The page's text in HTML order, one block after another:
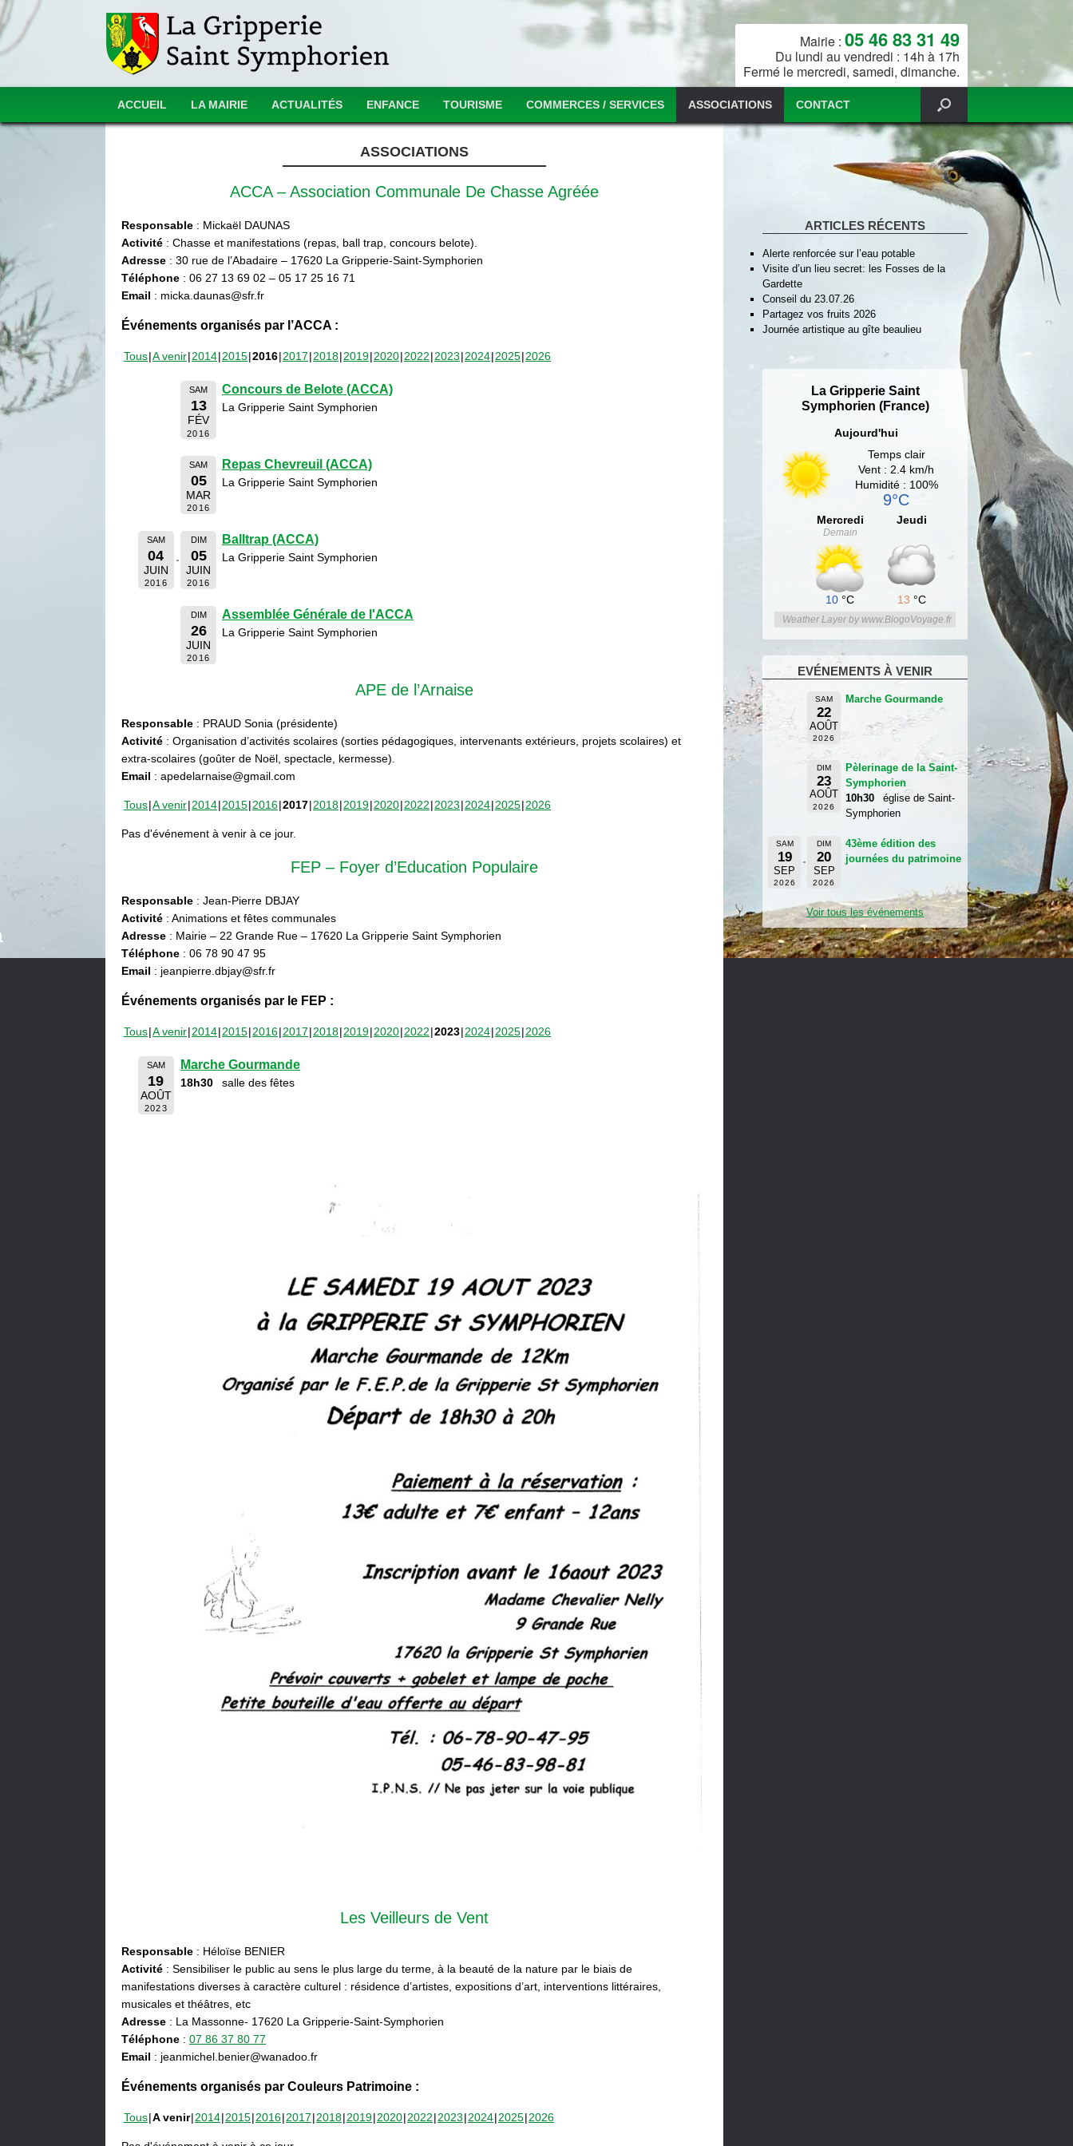
Mairie : 05 46 83 31 49
Du lundi au vendredi : 14h à 17h
Fermé le mercredi, samedi, dimanche.
ACCUEIL LA MAIRIE ACTUALITÉS ENFANCE TOURISME COMMERCES / SERVICES ASSOCIATIONS CONTACT
ASSOCIATIONS
ACCA – Association Communale De Chasse Agréée
Responsable : Mickaël DAUNAS
Activité : Chasse et manifestations (repas, ball trap, concours belote).
Adresse : 30 rue de l’Abadaire – 17620 La Gripperie-Saint-Symphorien
Téléphone : 06 27 13 69 02 – 05 17 25 16 71
Email : micka.daunas@sfr.fr
Événements organisés par l’ACCA :
Tous A venir 2014 2015 2016 2017 2018 2019 2020 2022 2023 2024 2025 2026
SAM
13
FÉV
2016
Concours de Belote (ACCA)
La Gripperie Saint Symphorien
SAM
05
MAR
2016
Repas Chevreuil (ACCA)
La Gripperie Saint Symphorien
SAM
04
JUIN
2016
DIM
05
JUIN
2016
Balltrap (ACCA)
La Gripperie Saint Symphorien
DIM
26
JUIN
2016
Assemblée Générale de l'ACCA
La Gripperie Saint Symphorien
APE de l’Arnaise
Responsable : PRAUD Sonia (présidente)
Activité : Organisation d’activités scolaires (sorties pédagogiques, intervenants extérieurs, projets scolaires) et
extra-scolaires (goûter de Noël, spectacle, kermesse).
Email : apedelarnaise@gmail.com
Tous A venir 2014 2015 2016 2017 2018 2019 2020 2022 2023 2024 2025 2026
Pas d'événement à venir à ce jour.
FEP – Foyer d’Education Populaire
Responsable : Jean-Pierre DBJAY
Activité : Animations et fêtes communales
Adresse : Mairie – 22 Grande Rue – 17620 La Gripperie Saint Symphorien
Téléphone : 06 78 90 47 95
Email : jeanpierre.dbjay@sfr.fr
Événements organisés par le FEP :
Tous A venir 2014 2015 2016 2017 2018 2019 2020 2022 2023 2024 2025 2026
SAM
19
AOÛT
2023
Marche Gourmande
18h30 salle des fêtes
Les Veilleurs de Vent
Responsable : Héloïse BENIER
Activité : Sensibiliser le public au sens le plus large du terme, à la beauté de la nature par le biais de
manifestations diverses à caractère culturel : résidence d’artistes, expositions d’art, interventions littéraires,
musicales et théâtres, etc
Adresse : La Massonne- 17620 La Gripperie-Saint-Symphorien
Téléphone : 07 86 37 80 77
Email : jeanmichel.benier@wanadoo.fr
Événements organisés par Couleurs Patrimoine :
Tous A venir 2014 2015 2016 2017 2018 2019 2020 2022 2023 2024 2025 2026
ARTICLES RÉCENTS
Alerte renforcée sur l’eau potable
Visite d’un lieu secret: les Fosses de la
Gardette
Conseil du 23.07.26
Partagez vos fruits 2026
Journée artistique au gîte beaulieu
La Gripperie Saint
Symphorien (France)
Aujourd'hui
Temps clair
Vent : 2.4 km/h
Humidité : 100%
9°C
Mercredi
Demain
10 °C
Jeudi
13 °C
Weather Layer by www.BlogoVoyage.fr
EVÉNEMENTS À VENIR
SAM
22
AOÛT
2026
Marche Gourmande
DIM
23
AOÛT
2026
Pèlerinage de la Saint-
Symphorien
10h30
église de Saint-
Symphorien
SAM
19
SEP
2026
DIM
20
SEP
2026
43ème édition des
journées du patrimoine
Voir tous les événements